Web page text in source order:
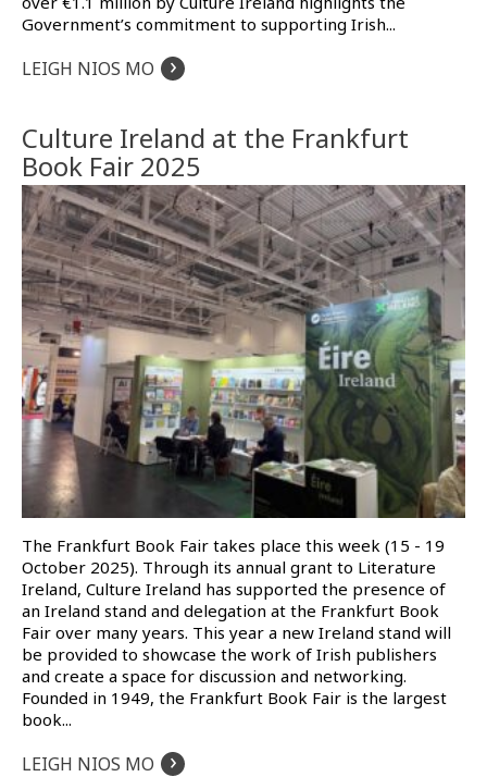
Government’s commitment to supporting Irish...
LEIGH NIOS MO ›
Culture Ireland at the Frankfurt
Book Fair 2025
The Frankfurt Book Fair takes place this week (15 - 19
October 2025). Through its annual grant to Literature
Ireland, Culture Ireland has supported the presence of
an Ireland stand and delegation at the Frankfurt Book
Fair over many years. This year a new Ireland stand will
be provided to showcase the work of Irish publishers
and create a space for discussion and networking.
Founded in 1949, the Frankfurt Book Fair is the largest
book...
LEIGH NIOS MO ›